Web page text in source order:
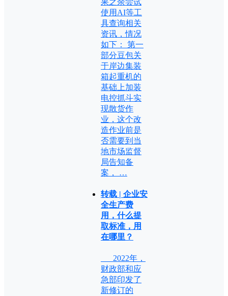
使用AI等工
具查询相关
资讯，情况
如下： 第一
部分豆包关
于岸边集装
箱起重机的
基础上加装
电控抓斗实
现散货作
业，这个改
造作业前是
否需要到当
地市场监督
局告知备
案， …
转载 | 企业安
全生产费
用，什么提
取标准，用
在哪里？
2022年，
财政部和应
急部印发了
新修订的